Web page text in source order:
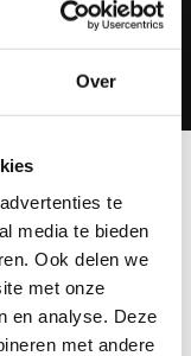
Over
te
media te bieden
Ook delen we
met onze
en analyse. Deze
met andere
de pick-up staat
We kunnen je
hiervoor het
van Pick-Ups,
schrijf je in op
op het
Up Trucks.